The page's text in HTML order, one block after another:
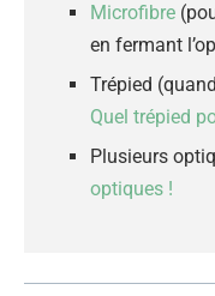
Microfibre
en fermant
Trépied
Quel trépied
Plusieurs
optiques !